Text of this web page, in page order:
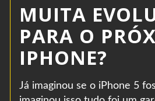
MUITA
PARA O
IPHONE?
Já imaginou se o iPhone 5